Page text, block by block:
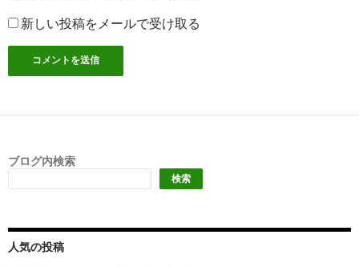
新しい投稿をメールで受け取る
ブログ内検索
検索
人気の投稿